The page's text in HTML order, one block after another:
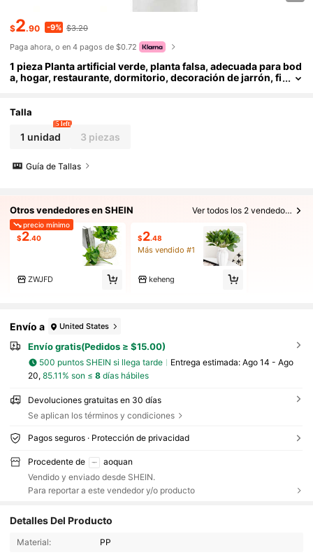
$2.90 -9% $3.20
Paga ahora, o en 4 pagos de $0.72
1 pieza Planta artificial verde, planta falsa, adecuada para bod
a, hogar, restaurante, dormitorio, decoración de jarrón, fi
o, planta artificial, decoración de primavera, habitación, escri
torio de oficina, decoración de jardín, decoración de interiore
s, regalo del Día de San Valentín, regalo de graduación
Talla
1 unidad
5 left
3 piezas
Guía de Tallas
Otros vendedores en SHEIN Ver todos los 2 vendedores
precio mínimo
$2.40
ZWJFD
$2.48
Más vendido #1
keheng
Envío a United States
Envío gratis(Pedidos ≥ $15.00)
500 puntos SHEIN si llega tarde Entrega estimada: Ago 14 - Ago
20, 85.11% son ≤ 8días hábiles
Devoluciones gratuitas en 30 días
Se aplican los términos y condiciones
Pagos seguros · Protección de privacidad
Procedente de
aoquan
Vendido y enviado desde SHEIN.
Para reportar a este vendedor y/o producto
Detalles Del Producto
Material: PP
604 Seguidores